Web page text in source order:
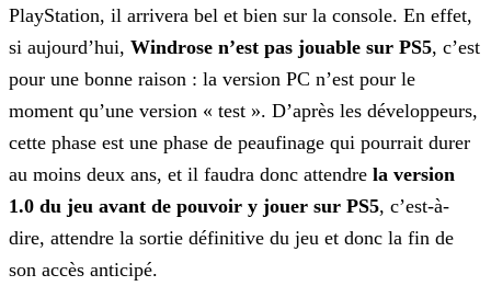
PlayStation, il arrivera bel et bien sur la console. En effet,
si aujourd’hui, Windrose n’est pas jouable sur PS5, c’est
pour une bonne raison : la version PC n’est pour le
moment qu’une version « test ». D’après les développeurs,
cette phase est une phase de peaufinage qui pourrait durer
au moins deux ans, et il faudra donc attendre la version
1.0 du jeu avant de pouvoir y jouer sur PS5, c’est-à-
dire, attendre la sortie définitive du jeu et donc la fin de
son accès anticipé.